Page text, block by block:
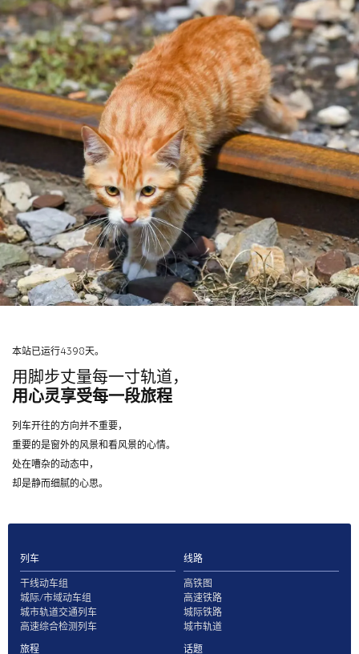
本站已运行4398天。
用脚步丈量每一寸轨道，
用心灵享受每一段旅程
列车开往的方向并不重要，
重要的是窗外的风景和看风景的心情。
处在嘈杂的动态中，
却是静而细腻的心思。
列车
干线动车组
城际/市域动车组
城市轨道交通列车
高速综合检测列车
线路
高铁图
高速铁路
城际铁路
城市轨道
旅程
话题